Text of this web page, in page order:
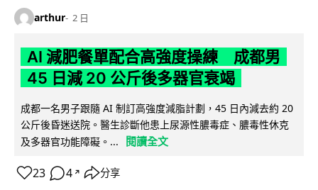
arthur 2 日
AI 減肥餐單配合高強度操練 成都男
45 日減 20 公斤後多器官衰竭
成都一名男子跟隨 AI 制訂高強度減脂計劃，45 日內減去約 20
公斤後昏迷送院。醫生診斷他患上尿源性膿毒症、膿毒性休克
及多器官功能障礙。...
閱讀全文
23 4 ↗ 分享